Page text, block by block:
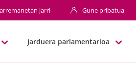
jarri Gune pribatua
Jarduera parlamentarioa